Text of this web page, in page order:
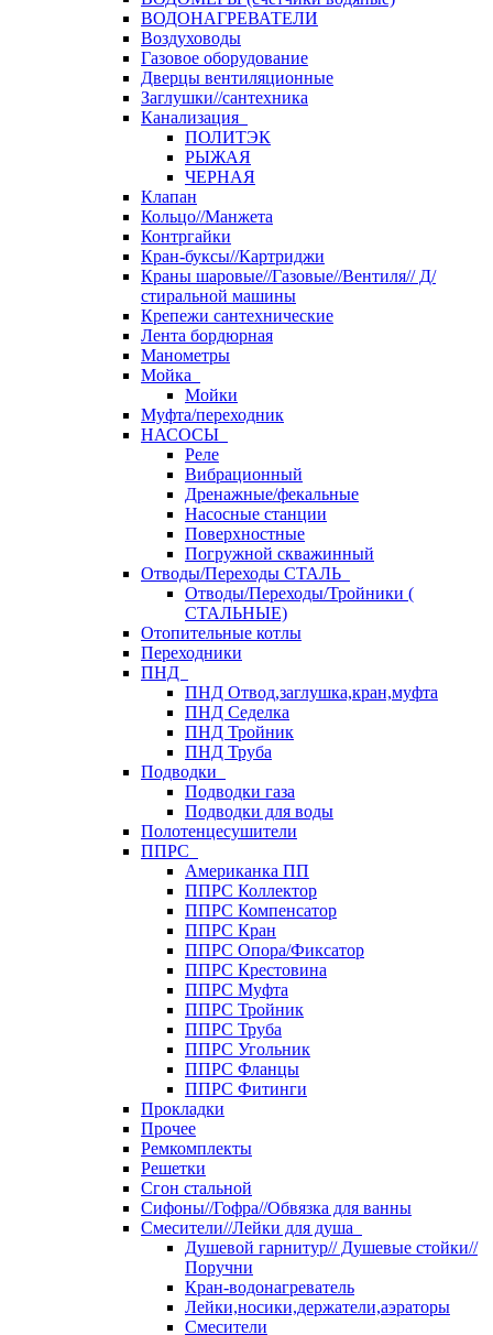
ВОДОНАГРЕВАТЕЛИ
Воздуховоды
Газовое оборудование
Дверцы вентиляционные
Заглушки//сантехника
Канализация
ПОЛИТЭК
РЫЖАЯ
ЧЕРНАЯ
Клапан
Кольцо//Манжета
Контргайки
Кран-буксы//Картриджи
Краны шаровые//Газовые//Вентиля// Д/
стиральной машины
Крепежи сантехнические
Лента бордюрная
Манометры
Мойка
Мойки
Муфта/переходник
НАСОСЫ
Реле
Вибрационный
Дренажные/фекальные
Насосные станции
Поверхностные
Погружной скважинный
Отводы/Переходы СТАЛЬ
Отводы/Переходы/Тройники (
СТАЛЬНЫЕ)
Отопительные котлы
Переходники
ПНД
ПНД Отвод,заглушка,кран,муфта
ПНД Седелка
ПНД Тройник
ПНД Труба
Подводки
Подводки газа
Подводки для воды
Полотенцесушители
ППРС
Американка ПП
ППРС Коллектор
ППРС Компенсатор
ППРС Кран
ППРС Опора/Фиксатор
ППРС Крестовина
ППРС Муфта
ППРС Тройник
ППРС Труба
ППРС Угольник
ППРС Фланцы
ППРС Фитинги
Прокладки
Прочее
Ремкомплекты
Решетки
Сгон стальной
Сифоны//Гофра//Обвязка для ванны
Смесители//Лейки для душа
Душевой гарнитур// Душевые стойки//
Поручни
Кран-водонагреватель
Лейки,носики,держатели,аэраторы
Смесители